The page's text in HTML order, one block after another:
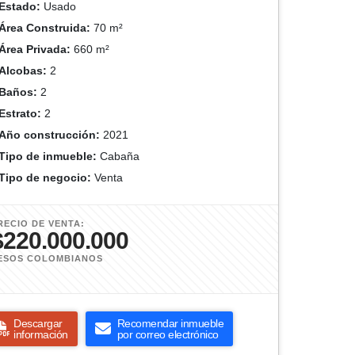
Usado
Construida: 70 m²
Privada: 660 m²
2
2
2
construcción: 2021
de inmueble: Cabaña
de negocio: Venta
DE VENTA:
COLOMBIANOS
Descargar
información
Recomendar inmueble
por correo electrónico